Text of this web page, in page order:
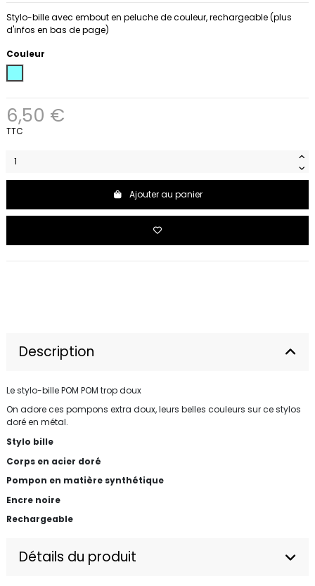
Stylo-bille avec embout en peluche de couleur, rechargeable (plus
d'infos en bas de page)
Couleur
6,50 €
TTC
Ajouter au panier
Description
Le stylo-bille POM POM trop doux
On adore ces pompons extra doux, leurs belles couleurs sur ce stylos
doré en métal.
Stylo bille
Corps en acier doré
Pompon en matière synthétique
Encre noire
Rechargeable
Détails du produit